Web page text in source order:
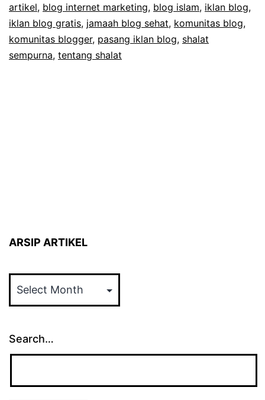
Lebih
artikel, blog internet marketing, blog islam, iklan blog,
iklan blog gratis, jamaah blog sehat, komunitas blog,
komunitas blogger, pasang iklan blog, shalat
sempurna, tentang shalat
ARSIP ARTIKEL
ARTIKEL
Search…